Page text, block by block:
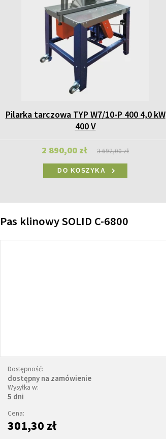
Pilarka tarczowa TYP W7/10-P 400 4,0 kW
400 V
2 890,00 zł 3 692,00 zł
DO KOSZYKA
Pas klinowy SOLID C-6800
Dostępność:
dostępny na zamówienie
Wysyłka w:
5 dni
Cena:
301,30 zł